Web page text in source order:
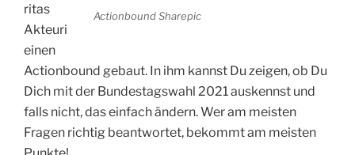
Actionbound Sharepic
ritas
Akteuri
einen
Actionbound gebaut. In ihm kannst Du zeigen, ob Du
Dich mit der Bundestagswahl 2021 auskennst und
falls nicht, das einfach ändern. Wer am meisten
Fragen richtig beantwortet, bekommt am meisten